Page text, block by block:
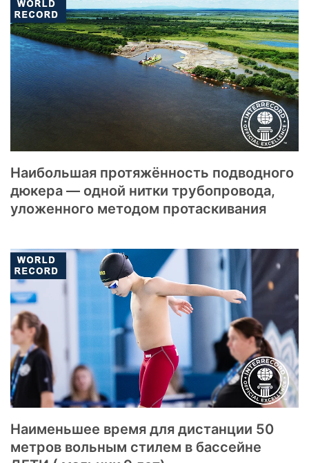
Наибольшая протяжённость подводного
дюкера — одной нитки трубопровода,
уложенного методом протаскивания
Наименьшее время для дистанции 50
метров вольным стилем в бассейне